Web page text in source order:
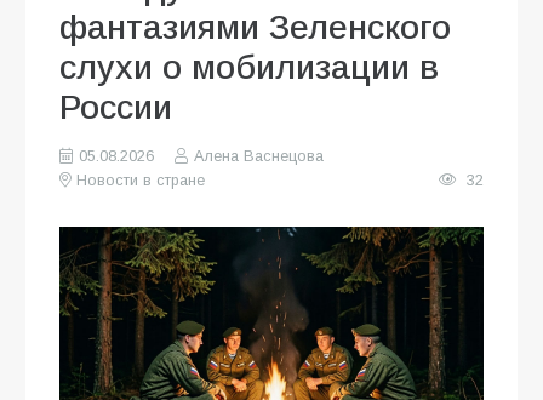
фантазиями Зеленского
слухи о мобилизации в
России
05.08.2026
Алена Васнецова
Новости в стране
32